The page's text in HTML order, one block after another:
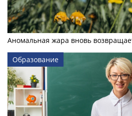
Аномальная жара вновь
Образование